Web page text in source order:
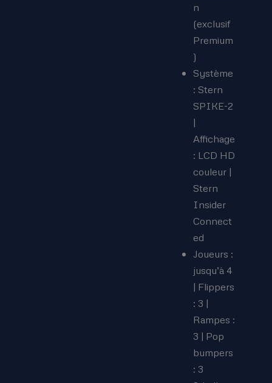
n
(exclusif
Premium
)
Système
: Stern
SPIKE-2
|
Affichage
: LCD HD
couleur |
Stern
Insider
Connect
ed
Joueurs :
jusqu’à 4
| Flippers
: 3 |
Rampes :
3 | Pop
bumpers
: 3